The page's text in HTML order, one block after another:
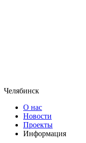
Челябинск
О нас
Новости
Проекты
Информация